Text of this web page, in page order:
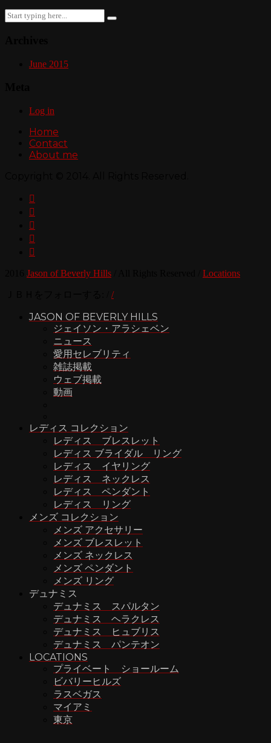
Search
for:
June 2015
Log in
Home
Contact
About me





Jason of Beverly Hills Locations
/
JASON OF BEVERLY HILLS
ジェイソン・アラシェベン
ニュース
愛用セレブリティ
雑誌掲載
ウェブ掲載
動画
レディス コレクション
レディス ブレスレット
レディス ブライダル リング
レディス イヤリング
レディス ネックレス
レディス ペンダント
レディス リング
メンズ コレクション
メンズ アクセサリー
メンズ ブレスレット
メンズ ネックレス
メンズ ペンダント
メンズ リング
デュナミス
デュナミス スパルタン
デュナミス ヘラクレス
デュナミス ヒュブリス
デュナミス パンテオン
LOCATIONS
プライベート ショールーム
ビバリーヒルズ
ラスベガス
マイアミ
東京